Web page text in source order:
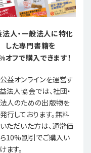
法人・一般法人に特化
した専門書籍を
オフで購入できます！
益オンラインを運営す
法人協会では、社団・
人のための出版物を
行しております。無料
ただいた方は、通常価
10%割引でご購入い
ます。